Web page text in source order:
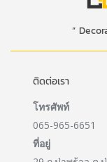
”
ติดต่อเรา
โทรศัพท์
065-965-6651
ที่อยู่